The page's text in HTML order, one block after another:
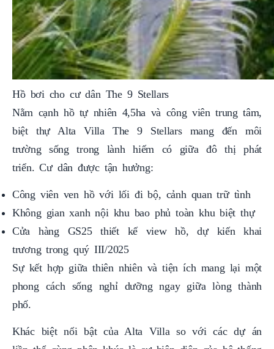
Hồ bơi cho cư dân The 9 Stellars
Nằm cạnh hồ tự nhiên 4,5ha và công viên trung tâm,
biệt thự Alta Villa The 9 Stellars mang đến môi
trường sống trong lành hiếm có giữa đô thị phát
triển. Cư dân được tận hưởng:
Công viên ven hồ với lối đi bộ, cảnh quan trữ tình
Không gian xanh nội khu bao phủ toàn khu biệt thự
Cửa hàng GS25 thiết kế view hồ, dự kiến khai
trương trong quý III/2025
Sự kết hợp giữa thiên nhiên và tiện ích mang lại một
phong cách sống nghỉ dưỡng ngay giữa lòng thành
phố.
Khác biệt nổi bật của Alta Villa so với các dự án